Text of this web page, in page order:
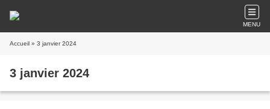
MENU
Accueil » 3 janvier 2024
3 janvier 2024